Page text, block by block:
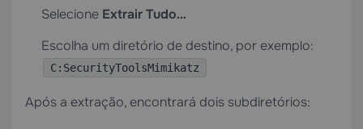
Selecione Extrair Tudo…
Escolha um diretório de destino, por exemplo:
C:SecurityToolsMimikatz
Após a extração, encontrará dois subdiretórios: